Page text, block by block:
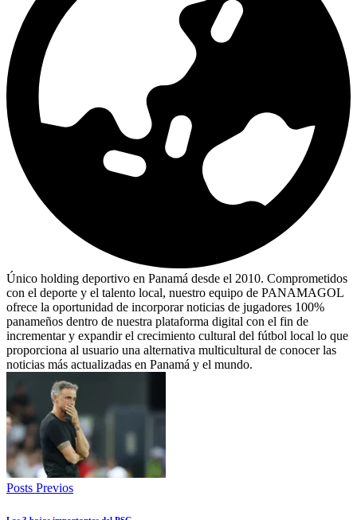
Único holding deportivo en Panamá desde el 2010. Comprometidos
con el deporte y el talento local, nuestro equipo de PANAMAGOL
ofrece la oportunidad de incorporar noticias de jugadores 100%
panameños dentro de nuestra plataforma digital con el fin de
incrementar y expandir el crecimiento cultural del fútbol local lo que
proporciona al usuario una alternativa multicultural de conocer las
noticias más actualizadas en Panamá y el mundo.
Posts Previos